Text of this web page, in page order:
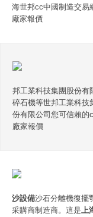
海世邦cc中國制造交易
廠家報價
邦工業科技集團股份有
碎石機等世邦工業科技
份有限公司您可信賴的
廠家報價
沙設備沙石分離機復擺
采購商制造商。這是上